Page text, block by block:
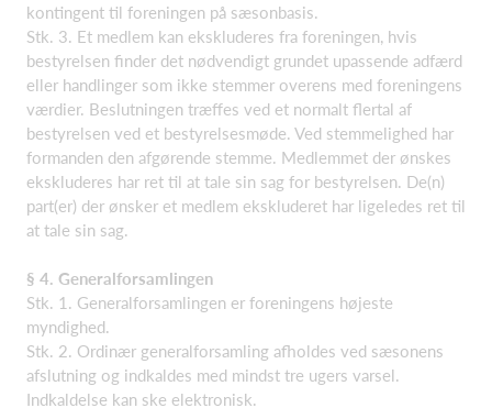
kontingent til foreningen på sæsonbasis.
Stk. 3. Et medlem kan ekskluderes fra foreningen, hvis
bestyrelsen finder det nødvendigt grundet upassende adfærd
eller handlinger som ikke stemmer overens med foreningens
værdier. Beslutningen træffes ved et normalt flertal af
bestyrelsen ved et bestyrelsesmøde. Ved stemmelighed har
formanden den afgørende stemme. Medlemmet der ønskes
ekskluderes har ret til at tale sin sag for bestyrelsen. De(n)
part(er) der ønsker et medlem ekskluderet har ligeledes ret til
at tale sin sag.
§ 4. Generalforsamlingen
Stk. 1. Generalforsamlingen er foreningens højeste
myndighed.
Stk. 2. Ordinær generalforsamling afholdes ved sæsonens
afslutning og indkaldes med mindst tre ugers varsel.
Indkaldelse kan ske elektronisk.